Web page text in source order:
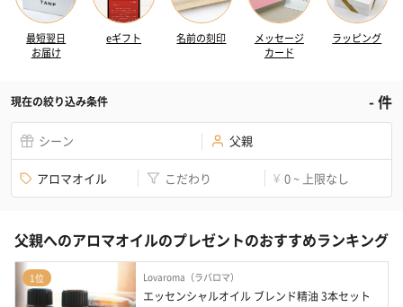
最短翌日
お届け
eギフト 名前の刻印
メッセージ
カード
ラッピング
現在の絞り込み条件 -件
シーン 父親
アロマオイル こだわり ¥ 0 ~ 上限なし
父親へのアロマオイルのプレゼントのおすすめランキング
1位 Lovaroma（ラバロマ）
エッセンシャルオイル ブレンド精油 3本セット